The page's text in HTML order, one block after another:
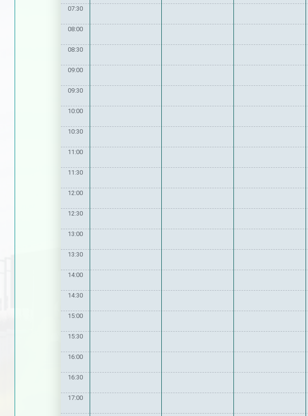
07:30
08:00
08:30
09:00
09:30
10:00
10:30
11:00
11:30
12:00
12:30
13:00
13:30
14:00
14:30
15:00
15:30
16:00
16:30
17:00